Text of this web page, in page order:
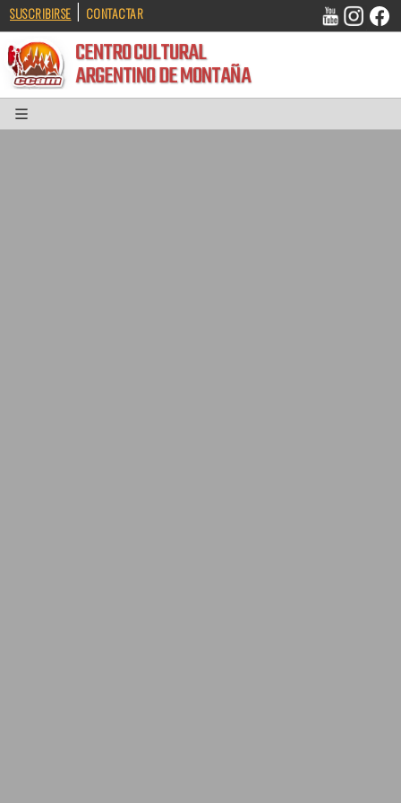
SUSCRIBIRSE | CONTACTAR
CENTRO CULTURAL
ARGENTINO DE MONTAÑA